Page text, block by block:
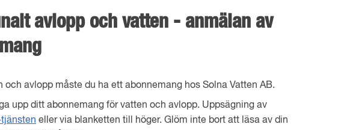
avlopp och vatten - anmälan av
och avlopp måste du ha ett abonnemang hos Solna Vatten AB.
upp ditt abonnemang för vatten och avlopp. Uppsägning av
eller via blanketten till höger. Glöm inte bort att läsa av din